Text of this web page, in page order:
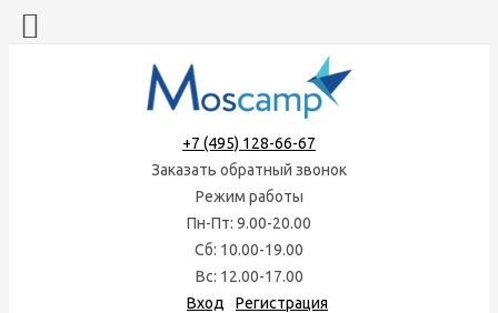
+7 (495) 128-66-67
Заказать обратный звонок
Режим работы
Пн-Пт: 9.00-20.00
Сб: 10.00-19.00
Вс: 12.00-17.00
Вход
Регистрация